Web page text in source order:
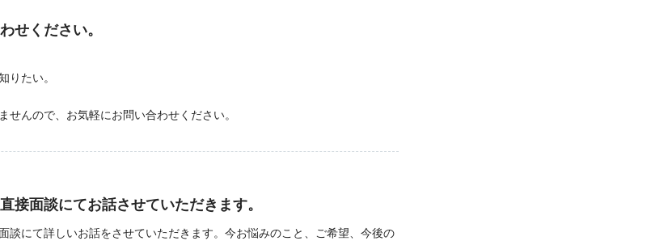
せください。
りたい。
んので、お気軽にお問い合わせください。
接面談にてお話させていただきます。
談にて詳しいお話をさせていただきます。今お悩みのこと、ご希望、今後の